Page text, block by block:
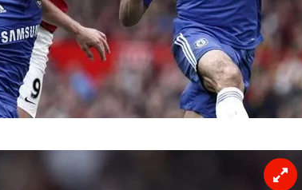
yer alan panel vasıtasıyla belirleyebilirsiniz.
Metnimiziziyaret edebilirsiniz.
Kanunu uyarınca hazırlanmış Aydınlatma
çerezlerle ilgili bilgi almak için lütfentıklayınız.